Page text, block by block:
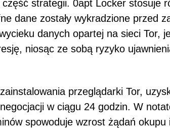
strategii. 0apt Locker stosuje
dane zostały wykradzione przed
danych opartej na sieci Tor,
niosąc ze sobą ryzyko
przeglądarki Tor,
w ciągu 24 godzin. W
spowoduje wzrost żądań okupu